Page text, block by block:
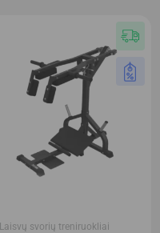
Laisvų svorių treniruokliai